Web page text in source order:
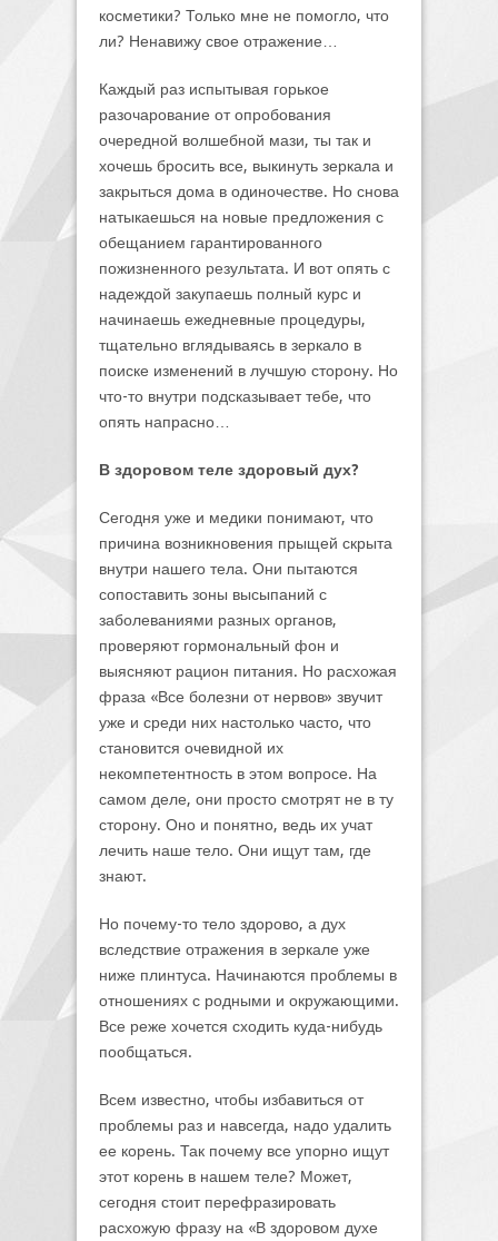
косметики? Только мне не помогло, что
ли? Ненавижу свое отражение…
Каждый раз испытывая горькое
разочарование от опробования
очередной волшебной мази, ты так и
хочешь бросить все, выкинуть зеркала и
закрыться дома в одиночестве. Но снова
натыкаешься на новые предложения с
обещанием гарантированного
пожизненного результата. И вот опять с
надеждой закупаешь полный курс и
начинаешь ежедневные процедуры,
тщательно вглядываясь в зеркало в
поиске изменений в лучшую сторону. Но
что-то внутри подсказывает тебе, что
опять напрасно…
В здоровом теле здоровый дух?
Сегодня уже и медики понимают, что
причина возникновения прыщей скрыта
внутри нашего тела. Они пытаются
сопоставить зоны высыпаний с
заболеваниями разных органов,
проверяют гормональный фон и
выясняют рацион питания. Но расхожая
фраза «Все болезни от нервов» звучит
уже и среди них настолько часто, что
становится очевидной их
некомпетентность в этом вопросе. На
самом деле, они просто смотрят не в ту
сторону. Оно и понятно, ведь их учат
лечить наше тело. Они ищут там, где
знают.
Но почему-то тело здорово, а дух
вследствие отражения в зеркале уже
ниже плинтуса. Начинаются проблемы в
отношениях с родными и окружающими.
Все реже хочется сходить куда-нибудь
пообщаться.
Всем известно, чтобы избавиться от
проблемы раз и навсегда, надо удалить
ее корень. Так почему все упорно ищут
этот корень в нашем теле? Может,
сегодня стоит перефразировать
расхожую фразу на «В здоровом духе